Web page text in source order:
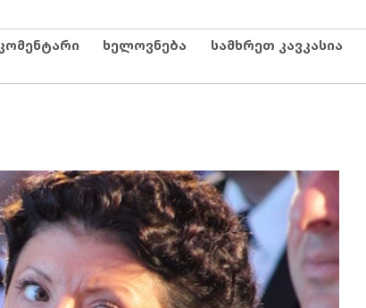
კომენტარი ხელოვნება სამხრეთ კავკასია